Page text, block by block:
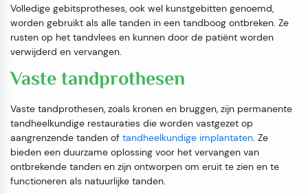
Volledige gebitsprotheses, ook wel kunstgebitten genoemd,
worden gebruikt als alle tanden in een tandboog ontbreken. Ze
rusten op het tandvlees en kunnen door de patiënt worden
verwijderd en vervangen.
Vaste tandprothesen
Vaste tandprothesen, zoals kronen en bruggen, zijn permanente
tandheelkundige restauraties die worden vastgezet op
aangrenzende tanden of tandheelkundige implantaten. Ze
bieden een duurzame oplossing voor het vervangen van
ontbrekende tanden en zijn ontworpen om eruit te zien en te
functioneren als natuurlijke tanden.